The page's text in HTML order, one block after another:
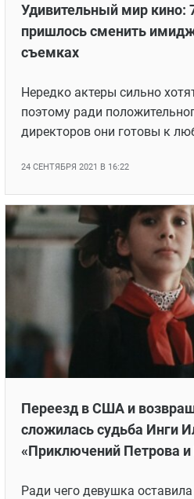
Удивительный мир кино:
пришлось сменить
съемках
Нередко актеры сильно
поэтому ради
директоров они готовы к
24 СЕНТЯБРЯ 2021 В 16:22
Переезд в США и
сложилась судьба Инги
«Приключений Петрова и
Ради чего девушка